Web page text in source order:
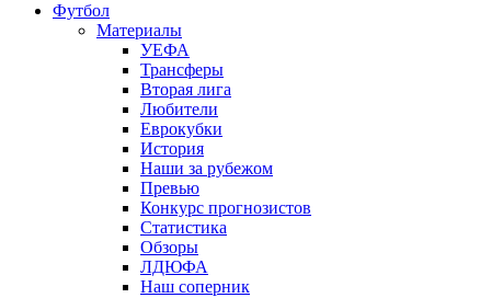
Футбол
Материалы
УЕФА
Трансферы
Вторая лига
Любители
Еврокубки
История
Наши за рубежом
Превью
Конкурс прогнозистов
Статистика
Обзоры
ЛДЮФА
Наш соперник